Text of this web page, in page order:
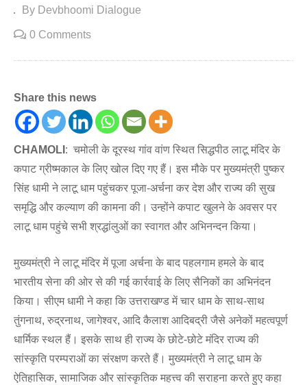
By Devbhoomi Dialogue
0 Comments
Share this news
CHAMOLI : चमोली के दूरस्थ गांव वांण स्थित सिद्धपीठ लाटू मंदिर के
कपाट ग्रीष्मकाल के लिए खोल दिए गए हैं। इस मौके पर मुख्यमंत्री पुष्कर
सिंह धामी ने लाटू धाम पहुंचकर पूजा-अर्चना कर देश और राज्य की सुख
समृद्धि और कल्याण की कामना की। उन्होंने कपाट खुलने के अवसर पर
लाटू धाम पहुंचे सभी श्रद्धांलुओं का स्वागत और अभिनन्दन किया।
मुख्यमंत्री ने लाटू मंदिर में पूजा अर्चना के बाद पहलगाम हमले के बाद
भारतीय सेना की ओर से की गई कार्रवाई के लिए सैनिकों का अभिनंदन
किया। सीएम धामी ने कहा कि उत्तराखण्ड में चार धाम के साथ-साथ
तुंगनाथ, रुद्रनाथ, जागेश्वर, आदि कैलाश आदिबद्री जैसे अनेकों महत्वपूर्ण
धार्मिक स्थल हैं। इसके साथ ही राज्य के छोटे-छोटे मंदिर राज्य की
सांस्कृति परम्पराओं का संरक्षण करते हैं। मुख्यमंत्री ने लाटू धाम के
ऐतिहासिक, सामाजिक और सांस्कृतिक महत्त्व की सराहना करते हुए कहा